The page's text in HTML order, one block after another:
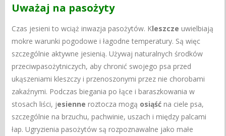
Uważaj na pasożyty
Czas jesieni to wciąż inwazja pasożytów. Kleszcze uwielbiają
mokre warunki pogodowe i łagodne temperatury. Są więc
szczególnie aktywne jesienią. Używaj naturalnych środków
przeciwpasożytniczych, aby chronić swojego psa przed
ukąszeniami kleszczy i przenoszonymi przez nie chorobami
zakaźnymi. Podczas biegania po łące i baraszkowania w
stosach liści, jesienne roztocza mogą osiąść na ciele psa,
szczególnie na brzuchu, pachwinie, uszach i między palcami
łap. Ugryzienia pasożytów są rozpoznawalne jako małe